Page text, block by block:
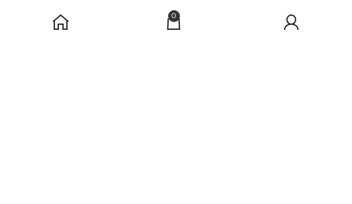
Cancelación|
0